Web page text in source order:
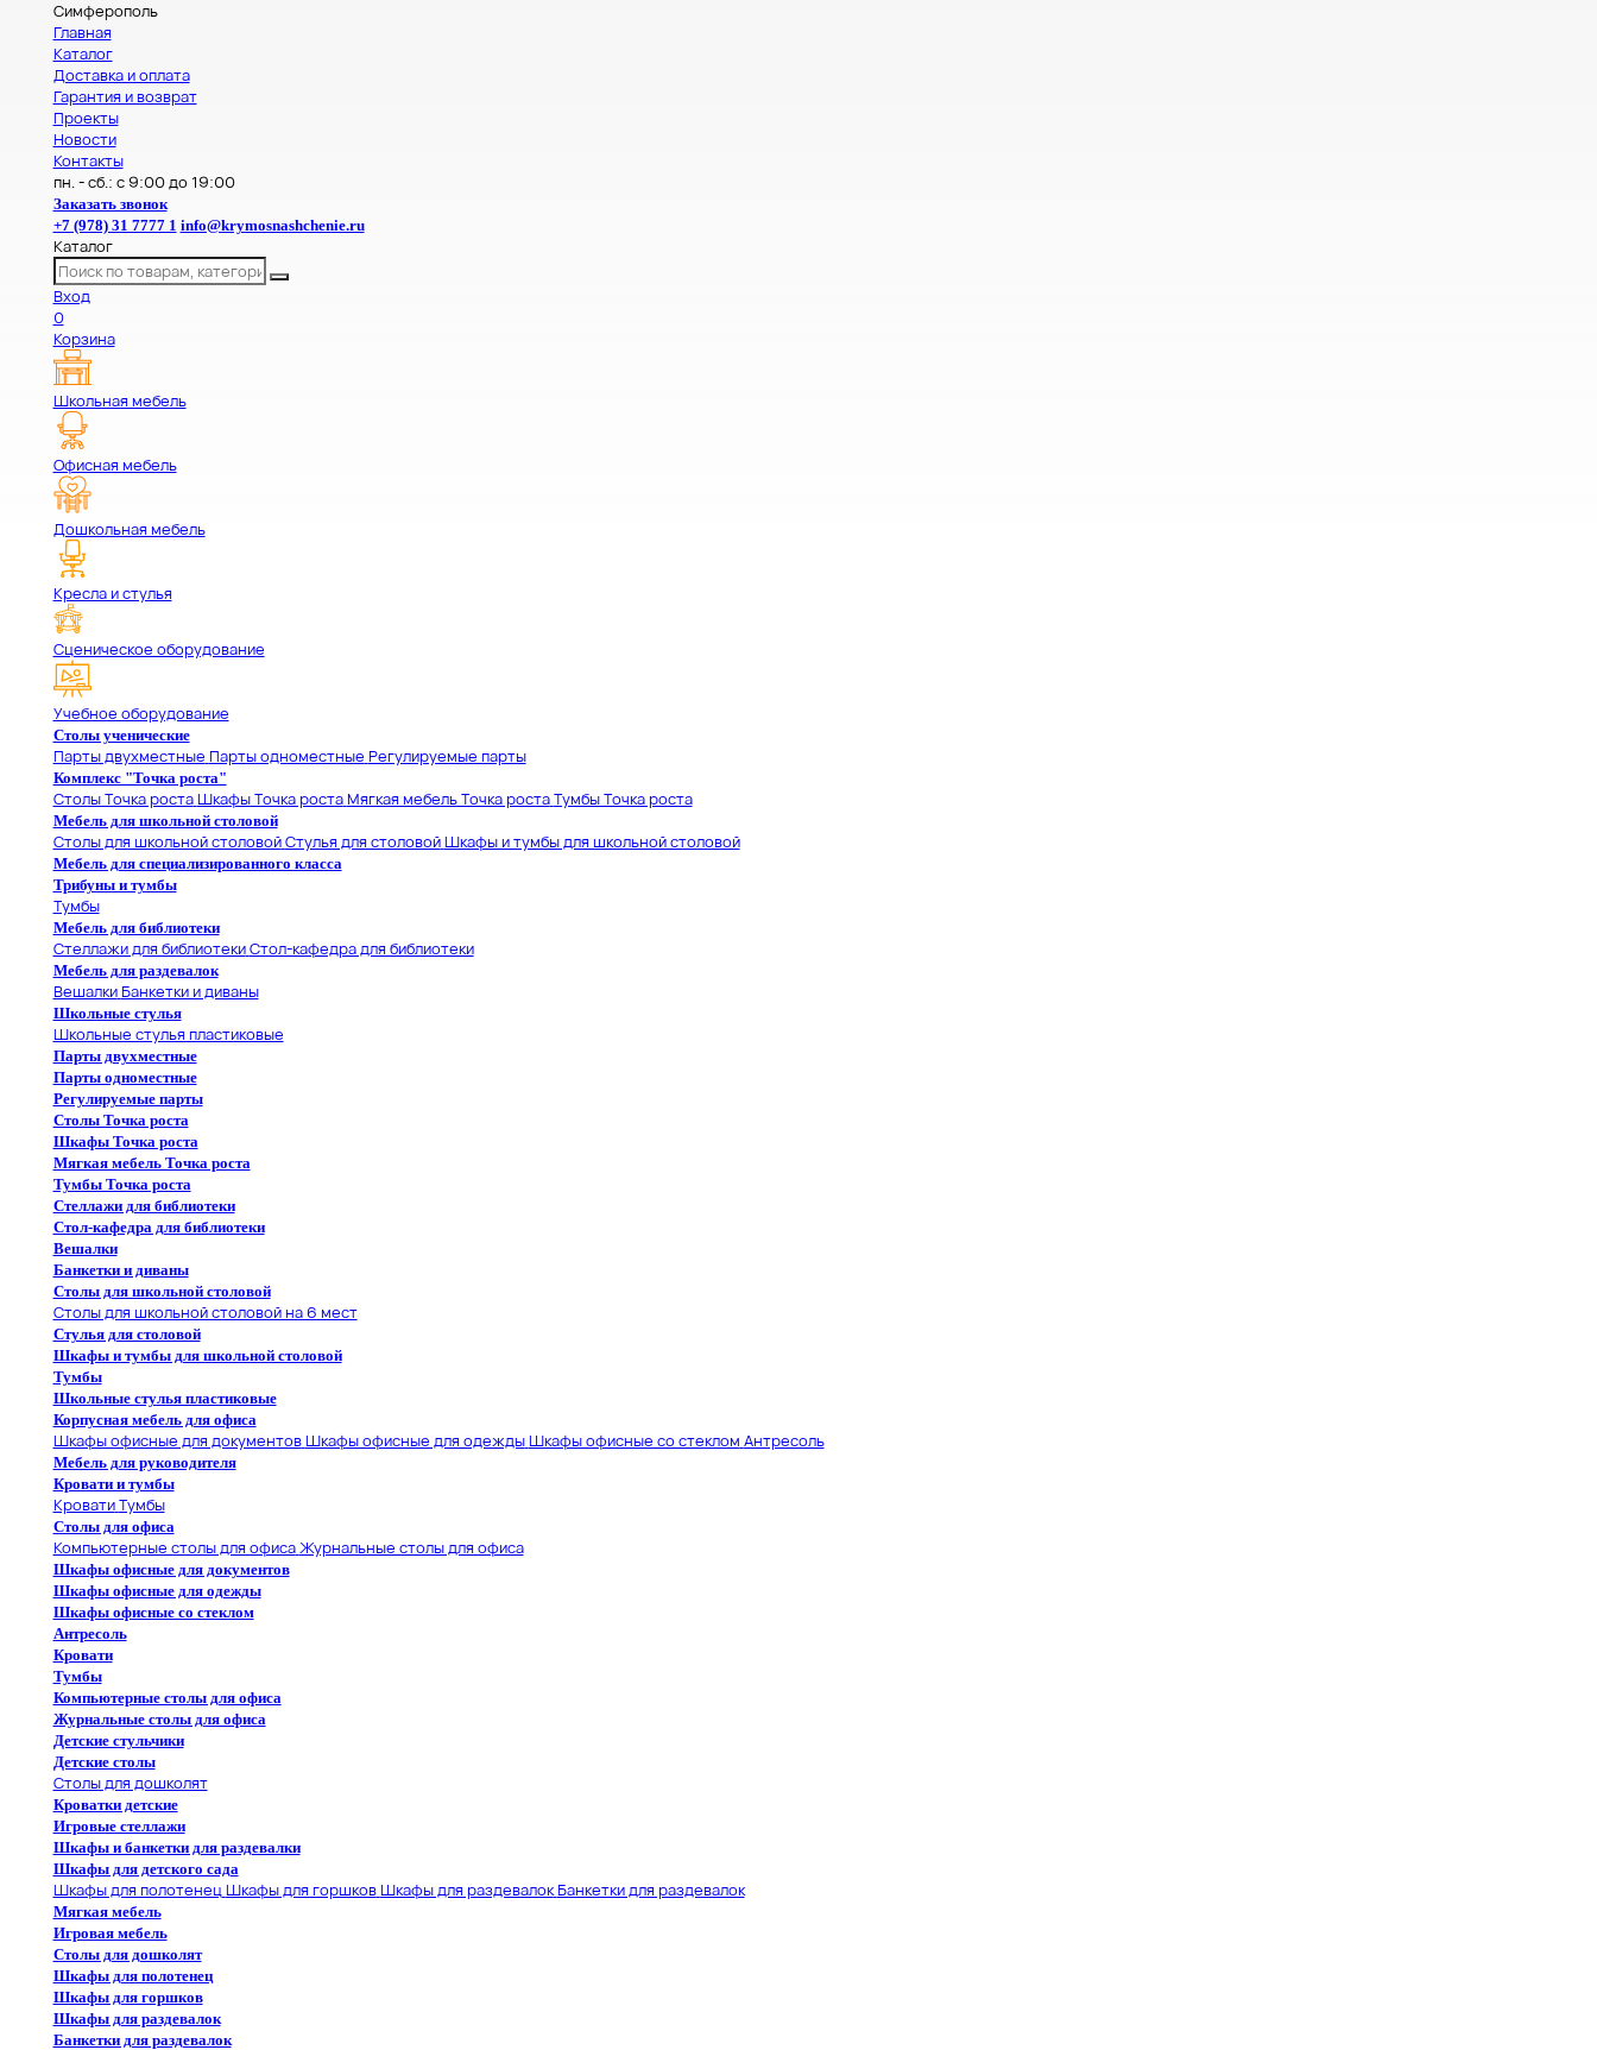
Симферополь
Главная
Каталог
Доставка и оплата
Гарантия и возврат
Проекты
Новости
Контакты
пн. - сб.: с 9:00 до 19:00
Заказать звонок
+7 (978) 31 7777 1 info@krymosnashchenie.ru
Каталог
Вход
0
Корзина
Школьная мебель
Офисная мебель
Дошкольная мебель
Кресла и стулья
Сценическое оборудование
Учебное оборудование
Столы ученические
Парты двухместные Парты одноместные Регулируемые парты
Комплекс "Точка роста"
Столы Точка ростаШкафы Точка ростаМягкая мебель Точка ростаТумбы Точка роста
Мебель для школьной столовой
Столы для школьной столовойСтулья для столовойШкафы и тумбы для школьной столовой
Мебель для специализированного класса
Трибуны и тумбы
Тумбы
Мебель для библиотеки
Стеллажи для библиотекиСтол-кафедра для библиотеки
Мебель для раздевалок
ВешалкиБанкетки и диваны
Школьные стулья
Школьные стулья пластиковые
Парты двухместные
Парты одноместные
Регулируемые парты
Столы Точка роста
Шкафы Точка роста
Мягкая мебель Точка роста
Тумбы Точка роста
Стеллажи для библиотеки
Стол-кафедра для библиотеки
Вешалки
Банкетки и диваны
Столы для школьной столовой
Столы для школьной столовой на 6 мест
Стулья для столовой
Шкафы и тумбы для школьной столовой
Тумбы
Школьные стулья пластиковые
Корпусная мебель для офиса
Шкафы офисные для документовШкафы офисные для одеждыШкафы офисные со стеклом Антресоль
Мебель для руководителя
Кровати и тумбы
КроватиТумбы
Столы для офиса
Компьютерные столы для офисаЖурнальные столы для офиса
Шкафы офисные для документов
Шкафы офисные для одежды
Шкафы офисные со стеклом
Антресоль
Кровати
Тумбы
Компьютерные столы для офиса
Журнальные столы для офиса
Детские стульчики
Детские столы
Столы для дошколят
Кроватки детские
Игровые стеллажи
Шкафы и банкетки для раздевалки
Шкафы для детского сада
Шкафы для полотенецШкафы для горшковШкафы для раздевалокБанкетки для раздевалок
Мягкая мебель
Игровая мебель
Столы для дошколят
Шкафы для полотенец
Шкафы для горшков
Шкафы для раздевалок
Банкетки для раздевалок